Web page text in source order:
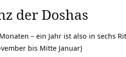
der Doshas
– ein Jahr ist also in sechs
bis Mitte Januar)